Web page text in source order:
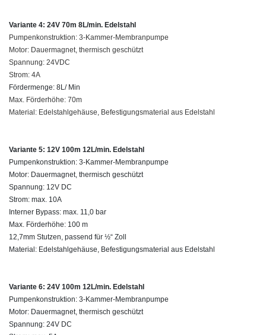
Variante 4: 24V 70m 8L/min. Edelstahl
Pumpenkonstruktion: 3-Kammer-Membranpumpe
Motor: Dauermagnet, thermisch geschützt
Spannung: 24VDC
Strom: 4A
Fördermenge: 8L/ Min
Max. Förderhöhe: 70m
Material: Edelstahlgehäuse, Befestigungsmaterial aus Edelstahl
Variante 5: 12V 100m 12L/min. Edelstahl
Pumpenkonstruktion: 3-Kammer-Membranpumpe
Motor: Dauermagnet, thermisch geschützt
Spannung: 12V DC
Strom: max. 10A
Interner Bypass: max. 11,0 bar
Max. Förderhöhe: 100 m
12,7mm Stutzen, passend für ½“ Zoll
Material: Edelstahlgehäuse, Befestigungsmaterial aus Edelstahl
Variante 6: 24V 100m 12L/min. Edelstahl
Pumpenkonstruktion: 3-Kammer-Membranpumpe
Motor: Dauermagnet, thermisch geschützt
Spannung: 24V DC